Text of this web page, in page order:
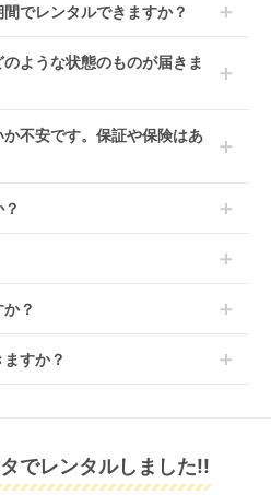
ベビーカー
型ベビーカー
(pigeon)
〜
ベビーカー アップリ
カ(aprica)
レンタル
9,647円 〜
。
川急便）に商品の引渡しとなり
でレンタルできますか？
ヶ月レンタル＋1ヶ月延長とし
ください。
ような状態のものが届きま
ら仕入れた状態のものをお送り
がございます。
す。その際、メーカーの都合に
りご注文をキャンセルさせてい
った場合には、代金は全額ご
。そのため、小さなキズや使用
障や大きなキズ、シミなどのリ
不安です。保証や保険はあ
認ください。
から住所を入力すると送料が確
できかねますのであらかじめ
？
ご注文時にご希望のお日にちに
すか？
変更も商品発送前であれば変更
でレンタルしました!!